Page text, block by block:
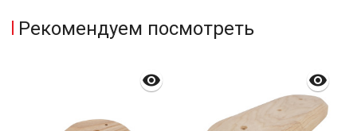
Рекомендуем посмотреть